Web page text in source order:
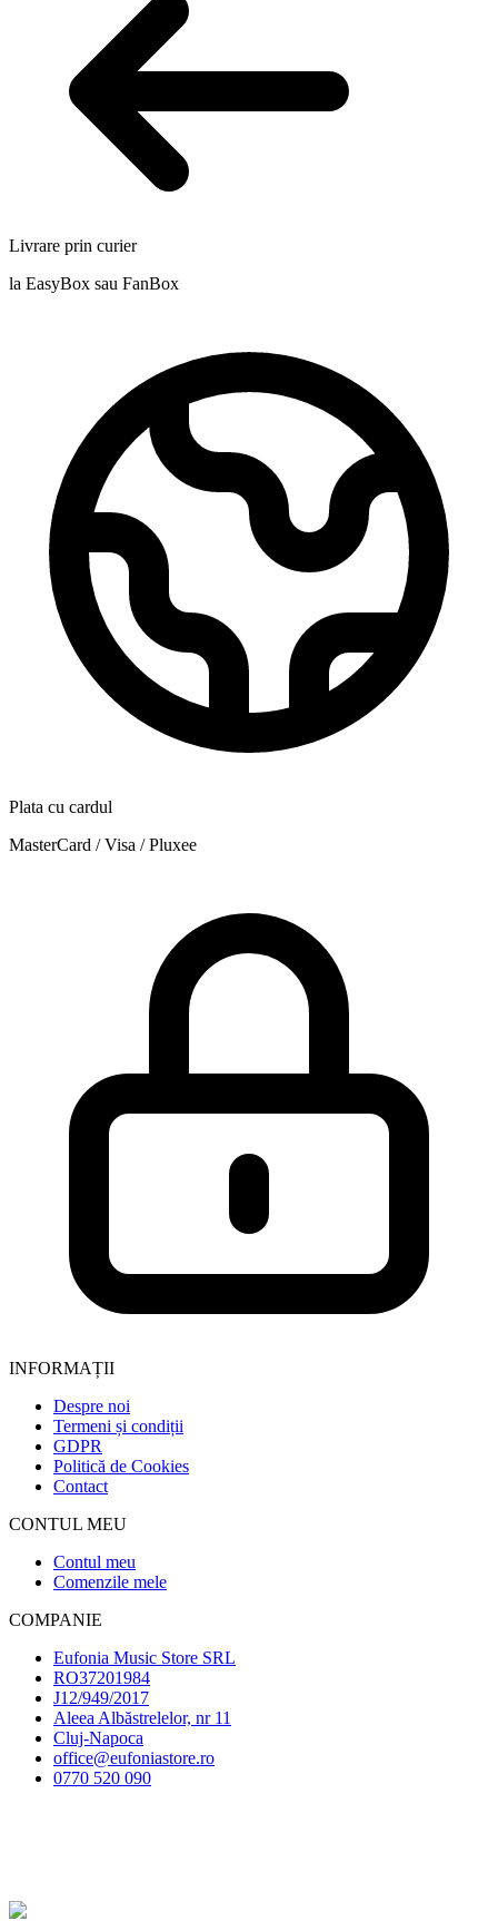
Livrare prin curier
la EasyBox sau FanBox
Plata cu cardul
MasterCard / Visa / Pluxee
INFORMAȚII
Despre noi
Termeni și condiții
GDPR
Politică de Cookies
Contact
CONTUL MEU
Contul meu
Comenzile mele
COMPANIE
Eufonia Music Store SRL
RO37201984
J12/949/2017
Aleea Albăstrelelor, nr 11
Cluj-Napoca
office@eufoniastore.ro
0770 520 090